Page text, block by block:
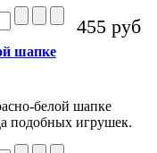
455 руб
шапке
белой шапке
подобных игрушек.